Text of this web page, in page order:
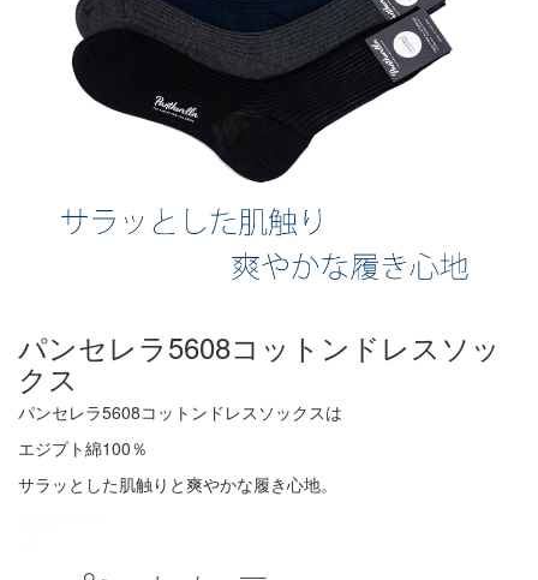
パンセレラ5608コットンドレスソッ
クス
パンセレラ5608コットンドレスソックスは
エジプト綿100％
サラッとした肌触りと爽やかな履き心地。